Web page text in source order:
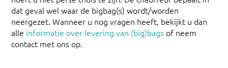
dat geval wel waar de bigbag(s) wordt/worden
neergezet. Wanneer u nog vragen heeft, bekijkt u dan
alle informatie over levering van (big)bags of neem
contact met ons op.